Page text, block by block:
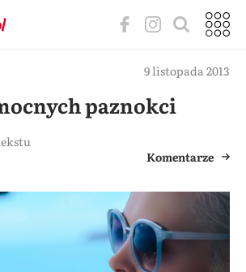
9 listopada 2013
paznokci
Komentarze